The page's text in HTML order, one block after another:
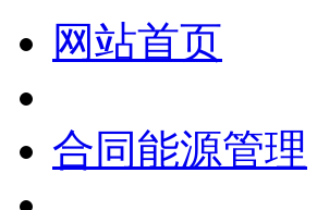
网站首页
合同能源管理